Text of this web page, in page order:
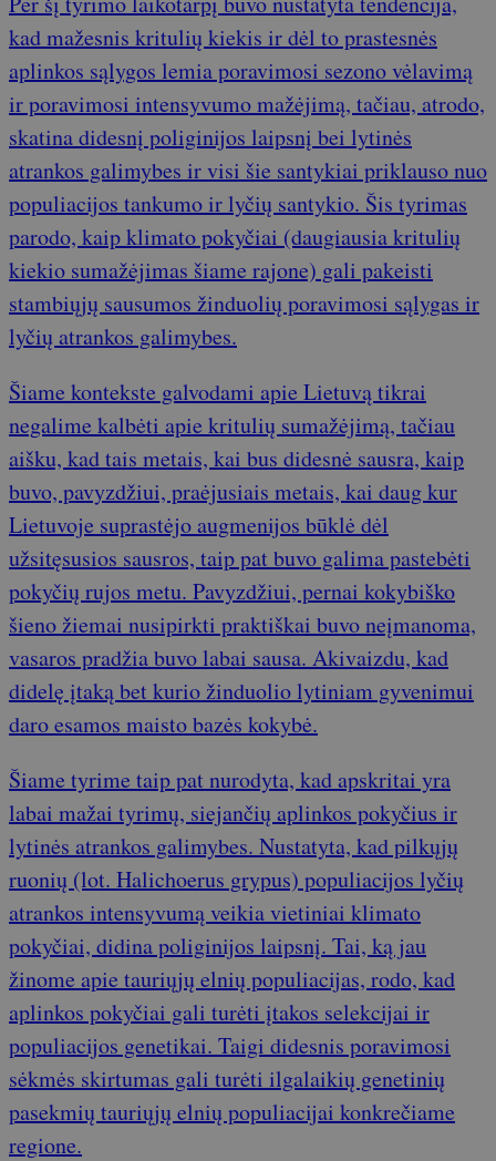
kad mažesnis kritulių kiekis ir dėl to prastesnės
aplinkos sąlygos lemia poravimosi sezono vėlavimą
ir poravimosi intensyvumo mažėjimą, tačiau, atrodo,
skatina didesnį poliginijos laipsnį bei lytinės
atrankos galimybes ir visi šie santykiai priklauso nuo
populiacijos tankumo ir lyčių santykio. Šis tyrimas
parodo, kaip klimato pokyčiai (daugiausia kritulių
kiekio sumažėjimas šiame rajone) gali pakeisti
stambiųjų sausumos žinduolių poravimosi sąlygas ir
lyčių atrankos galimybes.
Šiame kontekste galvodami apie Lietuvą tikrai
negalime kalbėti apie kritulių sumažėjimą, tačiau
aišku, kad tais metais, kai bus didesnė sausra, kaip
buvo, pavyzdžiui, praėjusiais metais, kai daug kur
Lietuvoje suprastėjo augmenijos būklė dėl
užsitęsusios sausros, taip pat buvo galima pastebėti
pokyčių rujos metu. Pavyzdžiui, pernai kokybiško
šieno žiemai nusipirkti praktiškai buvo neįmanoma,
vasaros pradžia buvo labai sausa. Akivaizdu, kad
didelę įtaką bet kurio žinduolio lytiniam gyvenimui
daro esamos maisto bazės kokybė.
Šiame tyrime taip pat nurodyta, kad apskritai yra
labai mažai tyrimų, siejančių aplinkos pokyčius ir
lytinės atrankos galimybes. Nustatyta, kad pilkųjų
ruonių (lot. Halichoerus grypus) populiacijos lyčių
atrankos intensyvumą veikia vietiniai klimato
pokyčiai, didina poliginijos laipsnį. Tai, ką jau
žinome apie tauriųjų elnių populiacijas, rodo, kad
aplinkos pokyčiai gali turėti įtakos selekcijai ir
populiacijos genetikai. Taigi didesnis poravimosi
sėkmės skirtumas gali turėti ilgalaikių genetinių
pasekmių tauriųjų elnių populiacijai konkrečiame
regione.